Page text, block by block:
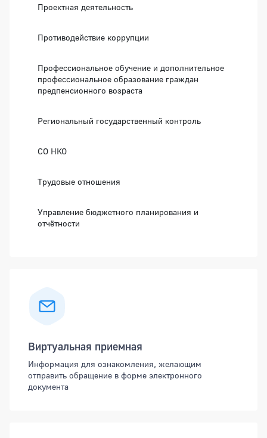
Проектная деятельность
Противодействие коррупции
Профессиональное обучение и дополнительное
профессиональное образование граждан
предпенсионного возраста
Региональный государственный контроль
СО НКО
Трудовые отношения
Управление бюджетного планирования и
отчётности
Виртуальная приемная
Информация для ознакомления, желающим
отправить обращение в форме электронного
документа